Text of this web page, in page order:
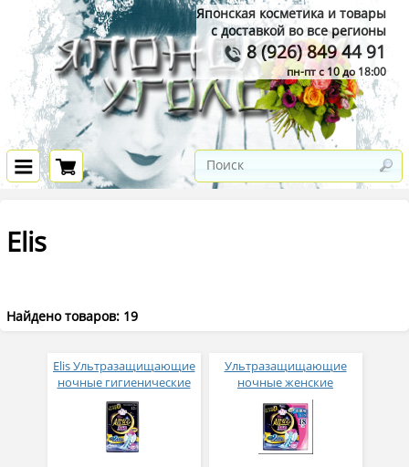
Японская косметика и товары
с доставкой во все регионы
8 (926) 849 44 91
пн-пт с 10 до 18:00
Elis
Найдено товаров: 19
Elis Ультразащищающие
ночные гигиенические
прокладки с
крылышками Супер+
36см 12 шт
Ультразащищающие
ночные женские
гигиенические
прокладки с
крылышками Супер+ 36
см, 18 шт